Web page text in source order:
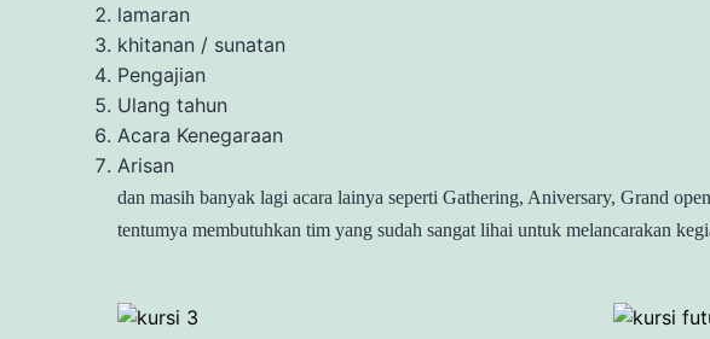
lamaran
khitanan / sunatan
Pengajian
Ulang tahun
Acara Kenegaraan
Arisan
dan masih banyak lagi acara lainya seperti Gathering, Aniversary, Grand
tentumya membutuhkan tim yang sudah sangat lihai untuk melancarakan